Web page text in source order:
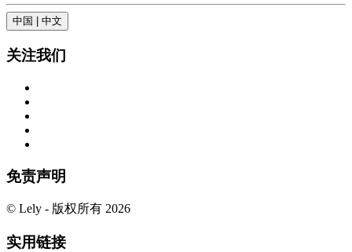
中国 | 中文
关注我们
免责声明
© Lely - 版权所有 2026
实用链接